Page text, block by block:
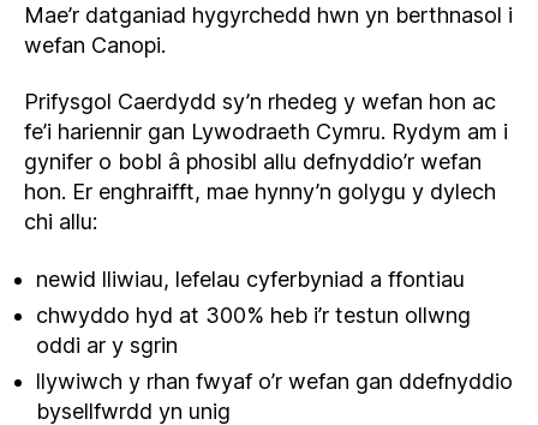
Mae’r datganiad hygyrchedd hwn yn berthnasol i
wefan Canopi.
Prifysgol Caerdydd sy’n rhedeg y wefan hon ac
fe’i hariennir gan Lywodraeth Cymru. Rydym am i
gynifer o bobl â phosibl allu defnyddio’r wefan
hon. Er enghraifft, mae hynny’n golygu y dylech
chi allu:
newid lliwiau, lefelau cyferbyniad a ffontiau
chwyddo hyd at 300% heb i’r testun ollwng
oddi ar y sgrin
llywiwch y rhan fwyaf o’r wefan gan ddefnyddio
bysellfwrdd yn unig